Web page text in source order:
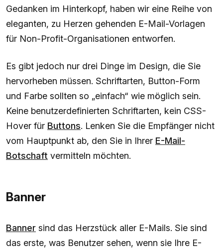
Gedanken im Hinterkopf, haben wir eine Reihe von
eleganten, zu Herzen gehenden E-Mail-Vorlagen
für Non-Profit-Organisationen entworfen.
Es gibt jedoch nur drei Dinge im Design, die Sie
hervorheben müssen. Schriftarten, Button-Form
und Farbe sollten so „einfach“ wie möglich sein.
Keine benutzerdefinierten Schriftarten, kein CSS-
Hover für Buttons. Lenken Sie die Empfänger nicht
vom Hauptpunkt ab, den Sie in Ihrer E-Mail-
Botschaft vermitteln möchten.
Banner
Banner sind das Herzstück aller E-Mails. Sie sind
das erste, was Benutzer sehen, wenn sie Ihre E-